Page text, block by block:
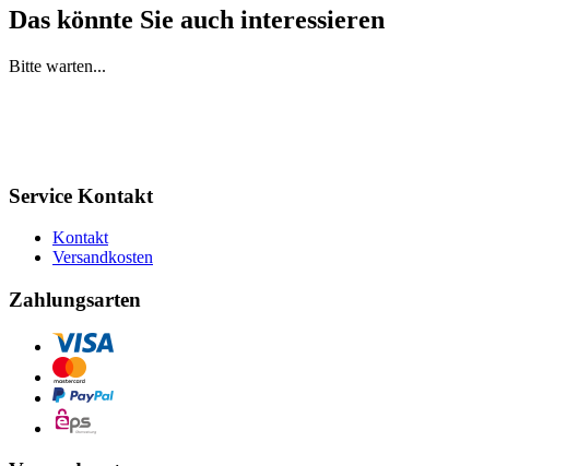
Das könnte Sie auch interessieren
Bitte warten...
Service Kontakt
Kontakt
Versandkosten
Zahlungsarten